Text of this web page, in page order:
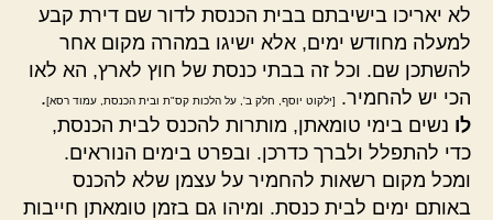
לא יאריכו בישיבתם בבית הכנסת לדור שם דירת קבע
למעלה מחודש ימים, אלא ישיגו במהרה מקום אחר
להשתכן שם. וכל זה בבתי כנסת של חוץ לארץ, הא לאו
הכי יש להחמיר.
[ילקוט יוסף, חלק ב', על הלכות קס"ת ובית הכנסת, עמוד רסא].
לו נשים בימי טומאתן, מותרות להכנס לבית הכנסת,
כדי להתפלל ולברך כדרכן. ובפרט בימים הנוראים.
ומכל מקום רשאות להחמיר על עצמן שלא להכנס
באותם ימים לבית כנסת. ומיהו גם בזמן טומאתן חייבות